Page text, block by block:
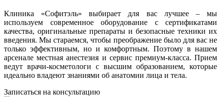
Клиника «Софитэль» выбирает для вас лучшее – мы
используем современное оборудование с сертификатами
качества, оригинальные препараты и безопасные техники их
введения. Мы стараемся, чтобы преображение было для вас не
только эффективным, но и комфортным. Поэтому в нашем
арсенале местная анестезия и сервис премиум-класса. Прием
ведут врачи-косметологи с высшим образованием, которые
идеально владеют знаниями об анатомии лица и тела.
Записаться на консультацию